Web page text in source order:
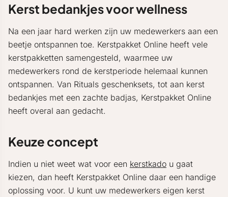
Kerst bedankjes voor wellness
Na een jaar hard werken zijn uw medewerkers aan een
beetje ontspannen toe. Kerstpakket Online heeft vele
kerstpakketten samengesteld, waarmee uw
medewerkers rond de kerstperiode helemaal kunnen
ontspannen. Van Rituals geschenksets, tot aan kerst
bedankjes met een zachte badjas, Kerstpakket Online
heeft overal aan gedacht.
Keuze concept
Indien u niet weet wat voor een kerstkado u gaat
kiezen, dan heeft Kerstpakket Online daar een handige
oplossing voor. U kunt uw medewerkers eigen kerst